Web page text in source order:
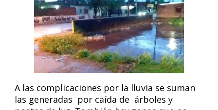
A las complicaciones por la lluvia se suman
las generadas por caída de árboles y